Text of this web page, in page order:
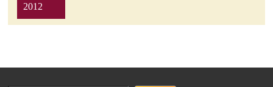
2012